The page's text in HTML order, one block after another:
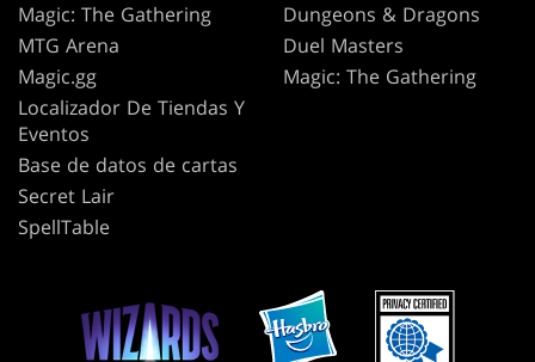
Magic: The Gathering
MTG Arena
Magic.gg
Localizador De Tiendas Y
Eventos
Base de datos de cartas
Secret Lair
SpellTable
Dungeons & Dragons
Duel Masters
Magic: The Gathering